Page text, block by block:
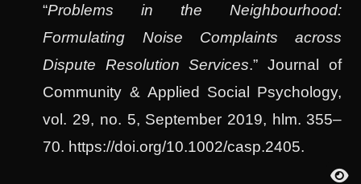
“Problems in the Neighbourhood:
Formulating Noise Complaints across
Dispute Resolution Services.” Journal of
Community & Applied Social Psychology,
vol. 29, no. 5, September 2019, hlm. 355–
70. https://doi.org/10.1002/casp.2405.